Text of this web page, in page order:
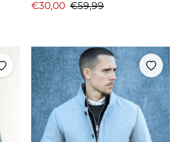
Aanbiedingsprijs
€30,00 Prijs
€59,99